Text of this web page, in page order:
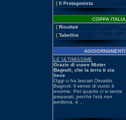
[ Il Protagonista
COPPA ITALIA
[ Risultati
[ Tabellini
AGGIORNAMENTI